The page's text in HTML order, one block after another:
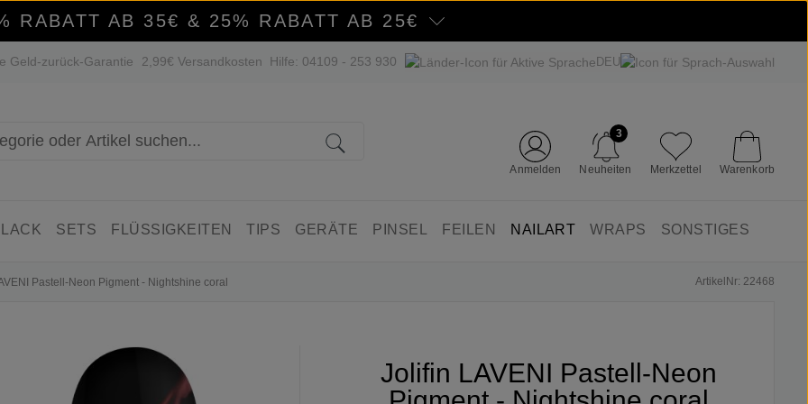
RABATT AB 35€ & 25% RABATT AB 25€
Geld-zurück-Garantie 2,99€ Versandkosten Hilfe: 04109 - 253 930 DEU
Anmelden Neuheiten
3
Merkzettel Warenkorb
SETS FLÜSSIGKEITEN TIPS GERÄTE PINSEL FEILEN NAILART WRAPS SONSTIGES
Pastell-Neon Pigment - Nightshine coral ArtikelNr: 22468
Jolifin LAVENI Pastell-Neon